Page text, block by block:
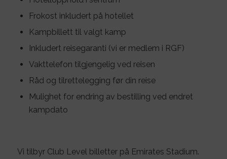
Frokost inkludert på hotellet
Kampbillett til valgt kamp
Inkludert reisegaranti (vi er medlem i RGF)
Vakttelefon tilgjengelig ved reisen
Råd og tilrettelegging før din reise
Mulighet for endring av bestilling ved endret
kampdato
Vi tilbyr Club Level billetter på Emirates Stadium.